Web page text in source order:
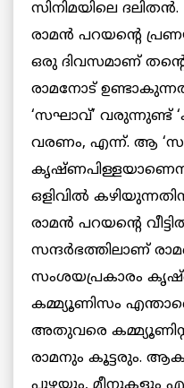
സിനിമയിലെ ദലിതന്‍.
രാമന്‍ പറയന്റെ
ഒരു ദിവസമാണ്
രാമനോട്
‘സഘാവ്’ വരുന്നുണ്ട്
വരണം, എന്ന്. ആ
ഒളിവില്‍
രാമന്‍ പറയന്റെ
സന്ദര്‍ഭത്തിലാണ്
സംശയപ്രകാരം
കമ്മ്യൂണിസം
അതുവരെ
രാമനും കൂട്ടരും.